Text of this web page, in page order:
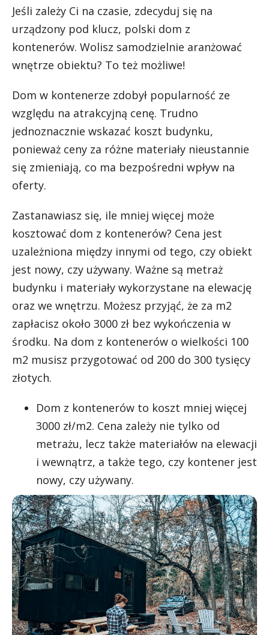
Jeśli zależy Ci na czasie, zdecyduj się na
urządzony pod klucz, polski dom z
kontenerów. Wolisz samodzielnie aranżować
wnętrze obiektu? To też możliwe!
Dom w kontenerze zdobył popularność ze
względu na atrakcyjną cenę. Trudno
jednoznacznie wskazać koszt budynku,
ponieważ ceny za różne materiały nieustannie
się zmieniają, co ma bezpośredni wpływ na
oferty.
Zastanawiasz się, ile mniej więcej może
kosztować dom z kontenerów? Cena jest
uzależniona między innymi od tego, czy obiekt
jest nowy, czy używany. Ważne są metraż
budynku i materiały wykorzystane na elewację
oraz we wnętrzu. Możesz przyjąć, że za m2
zapłacisz około 3000 zł bez wykończenia w
środku. Na dom z kontenerów o wielkości 100
m2 musisz przygotować od 200 do 300 tysięcy
złotych.
Dom z kontenerów to koszt mniej więcej
3000 zł/m2. Cena zależy nie tylko od
metrażu, lecz także materiałów na elewacji
i wewnątrz, a także tego, czy kontener jest
nowy, czy używany.